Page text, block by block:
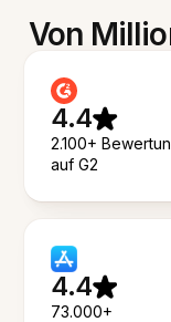
Von
4.4
2.100+
auf G2
4.4
73.000+